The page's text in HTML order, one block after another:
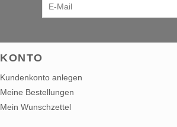
KONTO
Kundenkonto anlegen
Meine Bestellungen
Mein Wunschzettel